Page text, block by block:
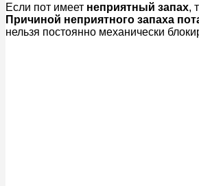
Если пот имеет неприятный запах,
Причиной неприятного запаха
нельзя постоянно механически